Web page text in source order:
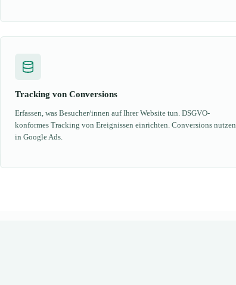
Tracking von Conversions
Erfassen, was Besucher/innen auf Ihrer Website tun. DSGVO-
konformes Tracking von Ereignissen einrichten. Conversions nutzen
in Google Ads.